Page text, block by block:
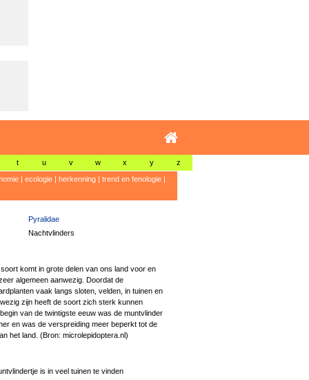
t u v w x y z
| ecologie| herkenning| trend en fenologie|
Pyralidae
Nachtvlinders
komt in grote delen van ons land voor en
algemeen aanwezig. Doordat de
vaak langs sloten, velden, in tuinen en
zijn heeft de soort zich sterk kunnen
van de twintigste eeuw was de muntvlinder
en was de verspreiding meer beperkt tot de
het land. (Bron: microlepidoptera.nl)
is in veel tuinen te vinden